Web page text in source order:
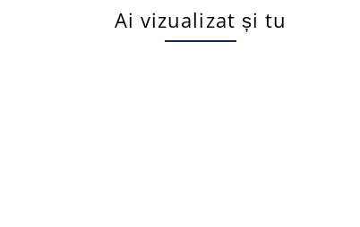
Ai vizualizat și tu